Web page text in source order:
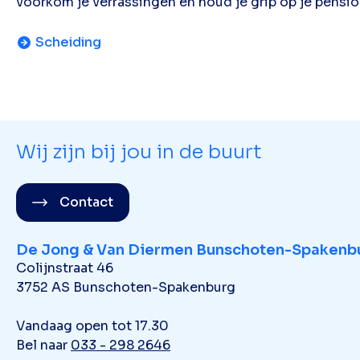
Scheiding
Wij zijn bij jou in de buurt
Contact
De Jong & Van Diermen Bunschoten-
Colijnstraat 46
3752 AS Bunschoten-Spakenburg
Vandaag open tot 17.30
Bel naar 033 - 298 2646